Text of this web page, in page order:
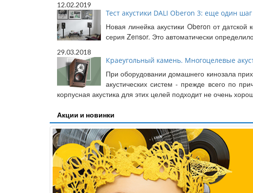
12.02.2019
Тест акустики DALI Oberon 3: еще один
Новая линейка акустики Oberon от
серия Zensor. Это автоматически
29.03.2018
Краеугольный камень. Многоцелевые
При оборудовании домашнего кинозала
акустических систем - прежде всего по
корпусная акустика для этих целей подходит не очень
Акции и новинки